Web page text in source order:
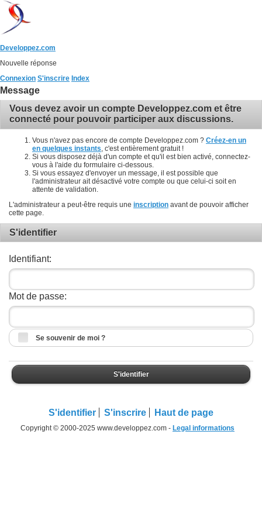
Developpez.com
Nouvelle réponse
Connexion S'inscrire Index
Message
Vous devez avoir un compte Developpez.com et être
connecté pour pouvoir participer aux discussions.
Vous n'avez pas encore de compte Developpez.com ? Créez-en un
en quelques instants , c'est entièrement gratuit !
Si vous disposez déjà d'un compte et qu'il est bien activé, connectez-
vous à l'aide du formulaire ci-dessous.
Si vous essayez d'envoyer un message, il est possible que
l'administrateur ait désactivé votre compte ou que celui-ci soit en
attente de validation.
L'administrateur a peut-être requis une inscription avant de pouvoir afficher
cette page.
S'identifier
Identifiant:
Mot de passe:
Se souvenir de moi ?
S'identifier
S'identifier S'inscrire Haut de page
Copyright © 2000-2025 www.developpez.com - Legal informations